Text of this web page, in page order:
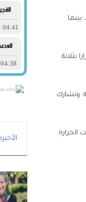
بثلاثة
وتشارك